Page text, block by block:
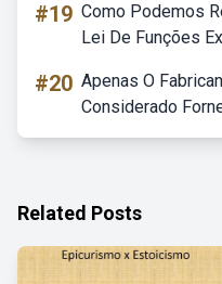
#19 Como Podemos
Lei De Funções
#20 Apenas O
Considerado
Related Posts